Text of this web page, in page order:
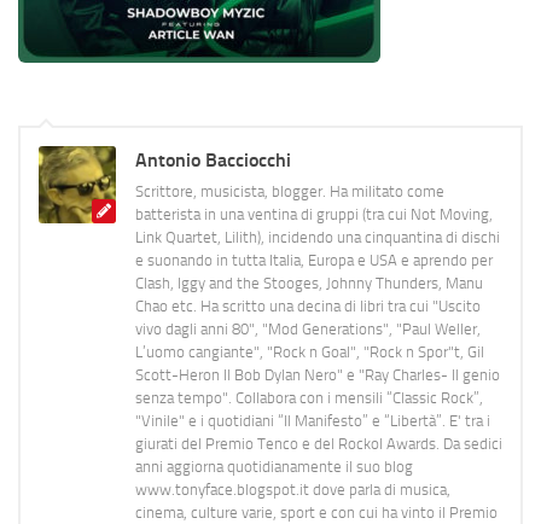
Antonio Bacciocchi
Scrittore, musicista, blogger. Ha militato come
batterista in una ventina di gruppi (tra cui Not Moving,
Link Quartet, Lilith), incidendo una cinquantina di dischi
e suonando in tutta Italia, Europa e USA e aprendo per
Clash, Iggy and the Stooges, Johnny Thunders, Manu
Chao etc. Ha scritto una decina di libri tra cui "Uscito
vivo dagli anni 80", "Mod Generations", "Paul Weller,
L’uomo cangiante", "Rock n Goal", "Rock n Spor"t, Gil
Scott-Heron Il Bob Dylan Nero" e "Ray Charles- Il genio
senza tempo". Collabora con i mensili “Classic Rock”,
"Vinile" e i quotidiani “Il Manifesto” e “Libertà”. E' tra i
giurati del Premio Tenco e del Rockol Awards. Da sedici
anni aggiorna quotidianamente il suo blog
www.tonyface.blogspot.it dove parla di musica,
cinema, culture varie, sport e con cui ha vinto il Premio